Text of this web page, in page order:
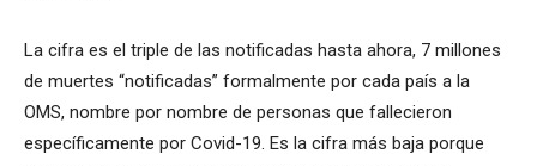
La cifra es el triple de las notificadas hasta ahora, 7 millones
de muertes “notificadas” formalmente por cada país a la
OMS, nombre por nombre de personas que fallecieron
específicamente por Covid-19. Es la cifra más baja porque